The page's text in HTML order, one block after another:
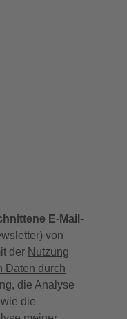
E-Mail-
von
der Nutzung
Daten durch
die Analyse
die